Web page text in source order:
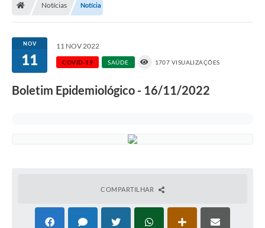
Turismo
SIC
Plano Municipal de Saúde
Notícias Notícia
NOV
11
11 NOV 2022
COVID-19 SAÚDE 1707 VISUALIZAÇÕES
Boletim Epidemiológico - 16/11/2022
COMPARTILHAR